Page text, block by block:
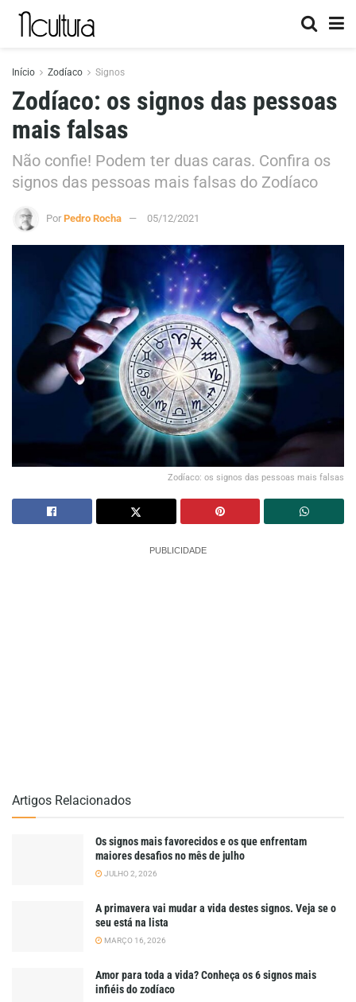
Início Zodíaco Signos
Zodíaco: os signos das pessoas
mais falsas
Não confie! Podem ter duas caras. Confira os
signos das pessoas mais falsas do Zodíaco
Por Pedro Rocha 05/12/2021
Zodíaco: os signos das pessoas mais falsas
PUBLICIDADE
Artigos Relacionados
Os signos mais favorecidos e os que enfrentam
maiores desafios no mês de julho
JULHO 2, 2026
A primavera vai mudar a vida destes signos. Veja se o
seu está na lista
MARÇO 16, 2026
Amor para toda a vida? Conheça os 6 signos mais
infiéis do zodíaco